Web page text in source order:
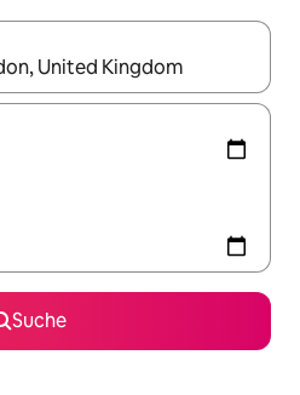
sind, navigiere mit den
Suche